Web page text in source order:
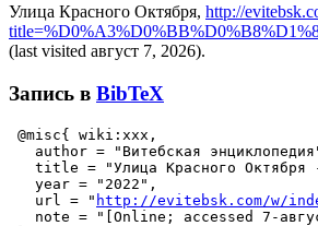
Улица Красного Октября, http://
(last visited август 7, 2026).
Запись в BibTeX
@misc{ wiki:xxx,
author = "Витебская
title = "Улица Красного Октября
   year = "2022",
   url = "
http://evitebsk.com/w/
note = "[Online; accessed 7-